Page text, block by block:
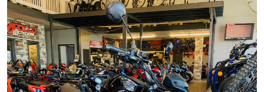
EN INVENTAIRE Neuf